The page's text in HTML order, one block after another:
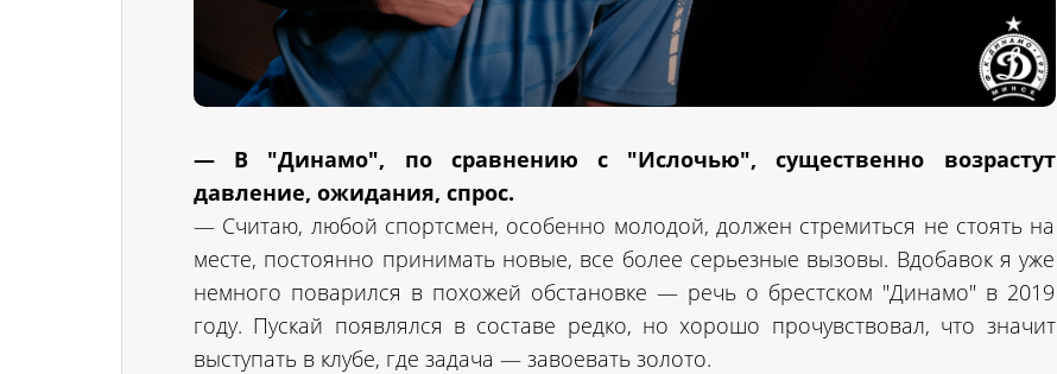
— В "Динамо", по сравнению с "Ислочью", существенно возрастут
давление, ожидания, спрос.
— Считаю, любой спортсмен, особенно молодой, должен стремиться не стоять на
месте, постоянно принимать новые, все более серьезные вызовы. Вдобавок я уже
немного поварился в похожей обстановке — речь о брестском "Динамо" в 2019
году. Пускай появлялся в составе редко, но хорошо прочувствовал, что значит
выступать в клубе, где задача — завоевать золото.